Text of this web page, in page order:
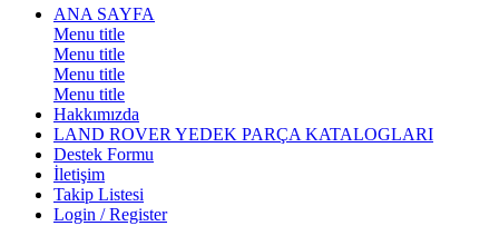
ANA SAYFA
Menu title
Menu title
Menu title
Menu title
Hakkımızda
LAND ROVER YEDEK PARÇA KATALOGLARI
Destek Formu
İletişim
Takip Listesi
Login / Register